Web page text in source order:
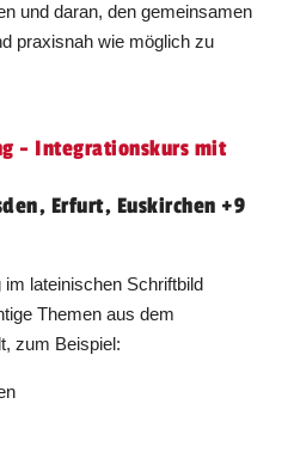
und daran, den gemeinsamen
praxisnah wie möglich zu
- Integrationskurs mit
Erfurt, Euskirchen +9
im lateinischen Schriftbild
Themen aus dem
zum Beispiel: